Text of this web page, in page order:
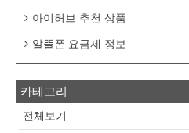
아이허브 추천 상품
알뜰폰 요금제 정보
카테고리
전체보기